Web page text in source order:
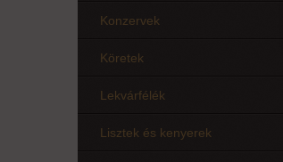
Konzervek
Köretek
Lekvárfélék
Lisztek és kenyerek